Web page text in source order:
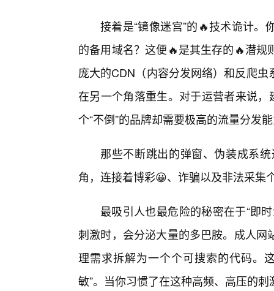
接着是“镜像迷宫”的🔥技术诡计
的备用域名？这便🔥是其生存的🔥潜
庞大的CDN（内容分发网络）和反爬
在另一个角落重生。对于运营者来说
个“不倒”的品牌却需要极高的流量分发
那些不断跳出的弹窗、伪装成系
角，连接着博彩😀、诈骗以及非法采集
最吸引人也最危险的秘密在于“即
刺激时，会分泌大量的多巴胺。成人
理需求拆解为一个个可搜索的代码。
敏”。当你习惯了在这种高频、高压的